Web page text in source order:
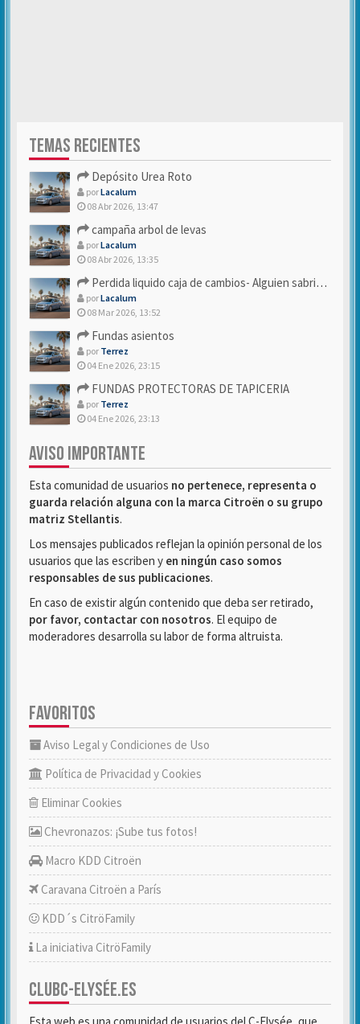
TEMAS RECIENTES
Depósito Urea Roto
porLacalum
08 Abr 2026, 13:47
campaña arbol de levas
porLacalum
08 Abr 2026, 13:35
Perdida liquido caja de cambios- Alguien sabria decirme
porLacalum
08 Mar 2026, 13:52
Fundas asientos
por Terrez
04 Ene 2026, 23:15
FUNDAS PROTECTORAS DE TAPICERIA
por Terrez
04 Ene 2026, 23:13
AVISO IMPORTANTE
Esta comunidad de usuarios no pertenece, representa o
guarda relación alguna con la marca Citroën o su grupo
matriz Stellantis.
Los mensajes publicados reflejan la opinión personal de los
usuarios que las escriben y en ningún caso somos
responsables de sus publicaciones.
En caso de existir algún contenido que deba ser retirado,
por favor, contactar con nosotros. El equipo de
moderadores desarrolla su labor de forma altruista.
FAVORITOS
Aviso Legal y Condiciones de Uso
Política de Privacidad y Cookies
Eliminar Cookies
Chevronazos: ¡Sube tus fotos!
Macro KDD Citroën
Caravana Citroën a París
KDD´s CitröFamily
La iniciativa CitröFamily
CLUBC-ELYSÉE.ES